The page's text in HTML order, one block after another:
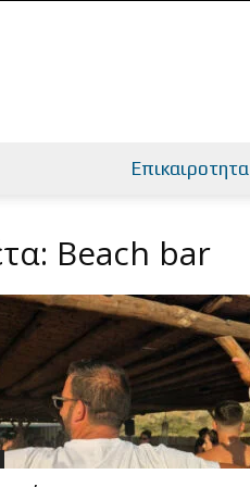
Επικαιροτητα
Beach bar